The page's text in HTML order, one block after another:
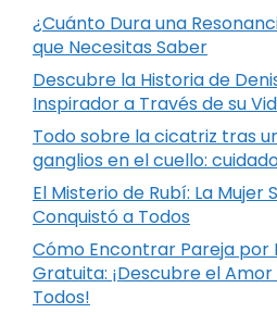
¿Cuánto Dura una
que Necesitas Saber
Descubre la Historia de
Inspirador a Través de su
Todo sobre la cicatriz tras
ganglios en el cuello:
El Misterio de Rubí: La Mujer
Conquistó a Todos
Cómo Encontrar Pareja
Gratuita: ¡Descubre el
Todos!